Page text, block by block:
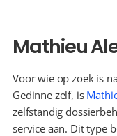
Mathieu
Voor wie op zoek is
Gedinne zelf, is
zelfstandig
service aan. Dit type